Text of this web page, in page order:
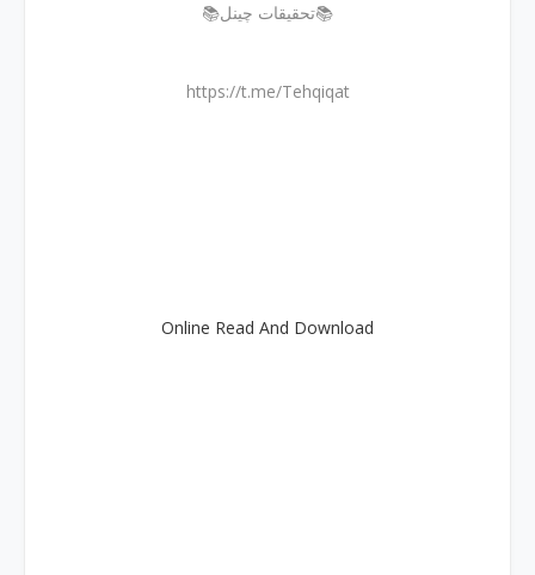
📚تحقیقات چینل📚
https://t.me/Tehqiqat
Online Read And Download